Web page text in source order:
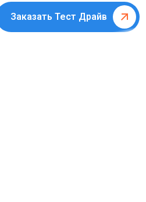
Заказать Тест Драйв